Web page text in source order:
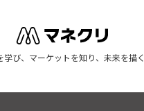
学び、マーケットを知り、未来を描く